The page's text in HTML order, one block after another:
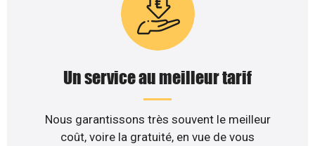
Un service au meilleur tarif
Nous garantissons très souvent le meilleur
coût, voire la gratuité, en vue de vous